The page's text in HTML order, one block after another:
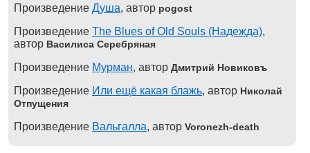
Произведение Душа, автор pogost
Произведение The Blues of Old Souls (Надежда),
автор Василиса Серебряная
Произведение Мурман, автор Дмитрий Новиковъ
Произведение Или ещё какая блажь, автор Николай
Отпущения
Произведение Вальгалла, автор Voronezh-death